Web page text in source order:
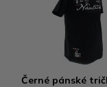
Černé pánské